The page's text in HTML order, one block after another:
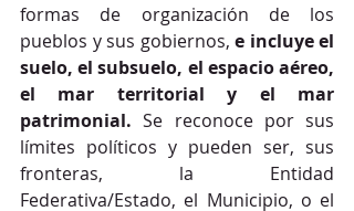
formas de organización de los
pueblos y sus gobiernos, e incluye el
suelo, el subsuelo, el espacio aéreo,
el mar territorial y el mar
patrimonial. Se reconoce por sus
límites políticos y pueden ser, sus
fronteras, la Entidad
Federativa/Estado, el Municipio, o el